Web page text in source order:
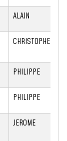
ALAIN
CHRISTOPHE
PHILIPPE
PHILIPPE
JEROME